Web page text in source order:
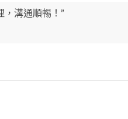
，溝通順𣈱！”